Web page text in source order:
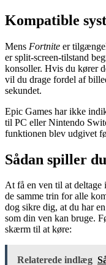
Kompatible
Mens Fortnite er
er split-screen-tilstand
konsoller. Hvis du kører
vil du drage fordel af
sekundet.
Epic Games har ikke
til PC eller Nintendo
funktionen blev udgivet
Sådan spiller
At få en ven til at deltage
de samme trin for alle
dog sikre dig, at du har
som din ven kan bruge.
skærm til at køre:
Relaterede indlæg